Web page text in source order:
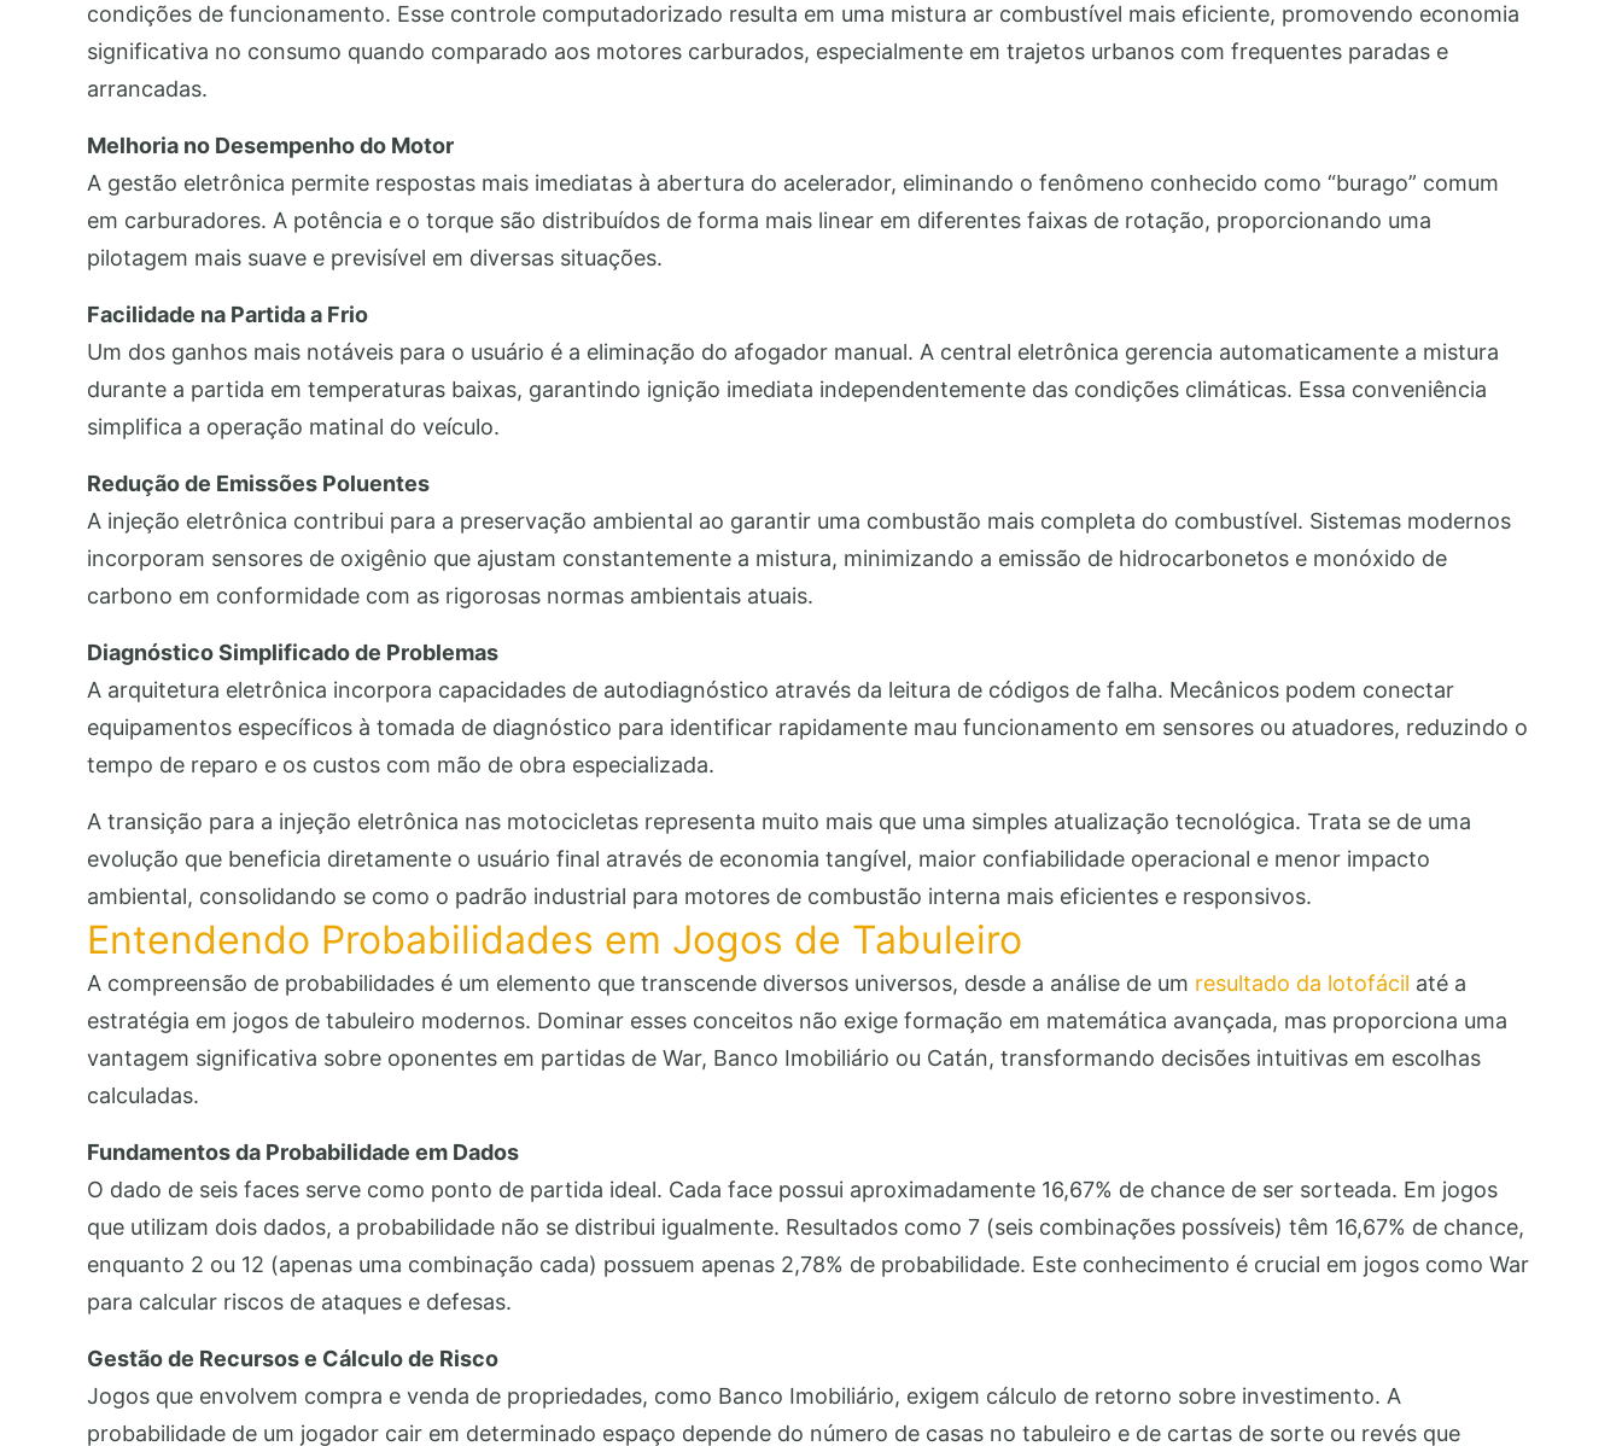
condições de funcionamento. Esse controle computadorizado resulta em uma mistura ar combustível mais eficiente, promovendo economia
significativa no consumo quando comparado aos motores carburados, especialmente em trajetos urbanos com frequentes paradas e
arrancadas.
Melhoria no Desempenho do Motor
A gestão eletrônica permite respostas mais imediatas à abertura do acelerador, eliminando o fenômeno conhecido como “burago” comum
em carburadores. A potência e o torque são distribuídos de forma mais linear em diferentes faixas de rotação, proporcionando uma
pilotagem mais suave e previsível em diversas situações.
Facilidade na Partida a Frio
Um dos ganhos mais notáveis para o usuário é a eliminação do afogador manual. A central eletrônica gerencia automaticamente a mistura
durante a partida em temperaturas baixas, garantindo ignição imediata independentemente das condições climáticas. Essa conveniência
simplifica a operação matinal do veículo.
Redução de Emissões Poluentes
A injeção eletrônica contribui para a preservação ambiental ao garantir uma combustão mais completa do combustível. Sistemas modernos
incorporam sensores de oxigênio que ajustam constantemente a mistura, minimizando a emissão de hidrocarbonetos e monóxido de
carbono em conformidade com as rigorosas normas ambientais atuais.
Diagnóstico Simplificado de Problemas
A arquitetura eletrônica incorpora capacidades de autodiagnóstico através da leitura de códigos de falha. Mecânicos podem conectar
equipamentos específicos à tomada de diagnóstico para identificar rapidamente mau funcionamento em sensores ou atuadores, reduzindo o
tempo de reparo e os custos com mão de obra especializada.
A transição para a injeção eletrônica nas motocicletas representa muito mais que uma simples atualização tecnológica. Trata se de uma
evolução que beneficia diretamente o usuário final através de economia tangível, maior confiabilidade operacional e menor impacto
ambiental, consolidando se como o padrão industrial para motores de combustão interna mais eficientes e responsivos.
Entendendo Probabilidades em Jogos de Tabuleiro
A compreensão de probabilidades é um elemento que transcende diversos universos, desde a análise de um resultado da lotofácil até a
estratégia em jogos de tabuleiro modernos. Dominar esses conceitos não exige formação em matemática avançada, mas proporciona uma
vantagem significativa sobre oponentes em partidas de War, Banco Imobiliário ou Catán, transformando decisões intuitivas em escolhas
calculadas.
Fundamentos da Probabilidade em Dados
O dado de seis faces serve como ponto de partida ideal. Cada face possui aproximadamente 16,67% de chance de ser sorteada. Em jogos
que utilizam dois dados, a probabilidade não se distribui igualmente. Resultados como 7 (seis combinações possíveis) têm 16,67% de chance,
enquanto 2 ou 12 (apenas uma combinação cada) possuem apenas 2,78% de probabilidade. Este conhecimento é crucial em jogos como War
para calcular riscos de ataques e defesas.
Gestão de Recursos e Cálculo de Risco
Jogos que envolvem compra e venda de propriedades, como Banco Imobiliário, exigem cálculo de retorno sobre investimento. A
probabilidade de um jogador cair em determinado espaço depende do número de casas no tabuleiro e de cartas de sorte ou revés que